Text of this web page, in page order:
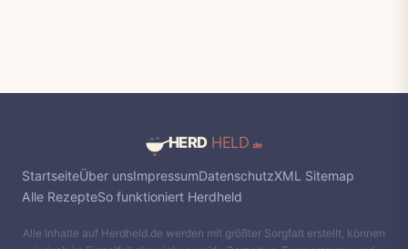
StartseiteÜber unsImpressumDatenschutzXML Sitemap
Alle RezepteSo funktioniert Herdheld
Alle Inhalte auf Herdheld.de werden mit größter Sorgfalt erstellt, können